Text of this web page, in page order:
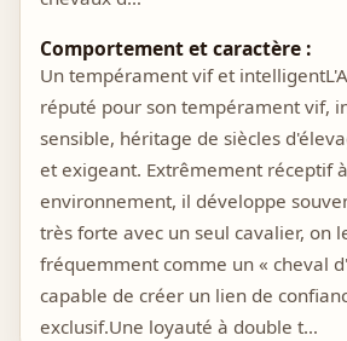
Comportement et caractère :
Un tempérament vif et
réputé pour son tempérament vif,
sensible, héritage de siècles
et exigeant. Extrêmement réceptif
environnement, il développe
très forte avec un seul cavalier, on
fréquemment comme un « cheval
capable de créer un lien de
exclusif.Une loyauté à double t…